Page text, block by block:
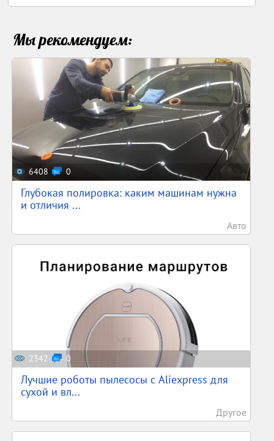
Мы рекомендуем:
6408 0
Глубокая полировка: каким машинам нужна
и отличия ...
Авто
2342 0
Лучшие роботы пылесосы с Aliexpress для
сухой и вл...
Другое